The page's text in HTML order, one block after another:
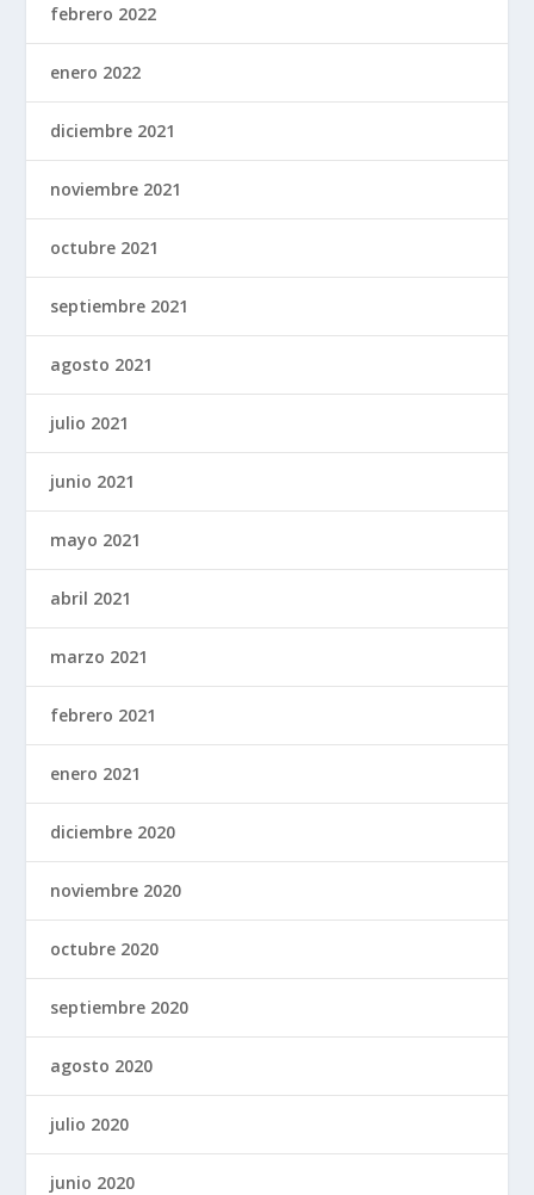
febrero 2022
enero 2022
diciembre 2021
noviembre 2021
octubre 2021
septiembre 2021
agosto 2021
julio 2021
junio 2021
mayo 2021
abril 2021
marzo 2021
febrero 2021
enero 2021
diciembre 2020
noviembre 2020
octubre 2020
septiembre 2020
agosto 2020
julio 2020
junio 2020